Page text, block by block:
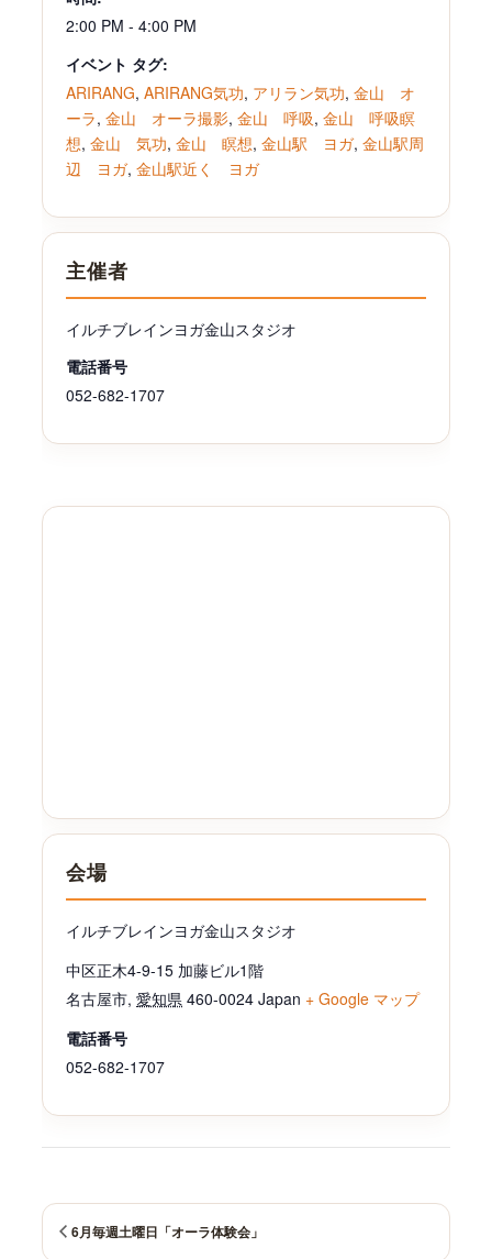
2:00 PM - 4:00 PM
イベント タグ:
ARIRANG, ARIRANG気功, アリラン気功, 金山 オ
ーラ, 金山 オーラ撮影, 金山 呼吸, 金山 呼吸瞑
想, 金山 気功, 金山 瞑想, 金山駅 ヨガ, 金山駅周
辺 ヨガ, 金山駅近く ヨガ
主催者
イルチブレインヨガ金山スタジオ
電話番号
052-682-1707
会場
イルチブレインヨガ金山スタジオ
中区正木4-9-15 加藤ビル1階
名古屋市, 愛知県 460-0024 Japan + Google マップ
電話番号
052-682-1707
6月毎週土曜日「オーラ体験会」